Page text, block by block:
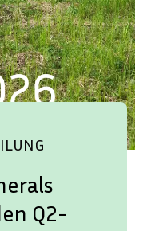
Q2-